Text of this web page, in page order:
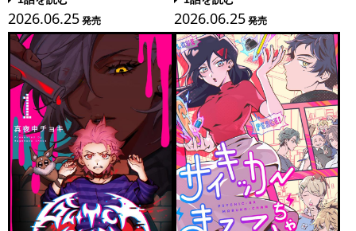
雄へと成り上がり、再び魔法のランプ
を手に入れる。今度こそ、アズールを
我が物にするために——。 この先に待
つのは破滅の道か、それとも……？ 中
国SNS・微博で累計閲覧数1億2000万
回を突破した、愛と執着が渦巻くファ
ンタジーロマンス、波乱の中巻！
あったかを思い知らされる。やがて力
を取り戻したアズルの手により、『英
雄になりたい』というかつての願いの
中で、無限の時を過ごすこととな
る……。その果てに彼が見つけた「本
当に叶えたい願い」とは——？ 愛と執
着が渦巻くファンタジーロマンス、感
動の最終巻！
2026.06.25 発売 2026.06.25 発売